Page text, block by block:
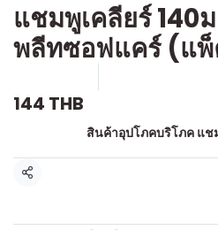
แชมพูเคลียร์ 140
พลีทซอฟแคร์ (แ
144 THB
สินค้าอุปโภคบริโภค แช
แชร์